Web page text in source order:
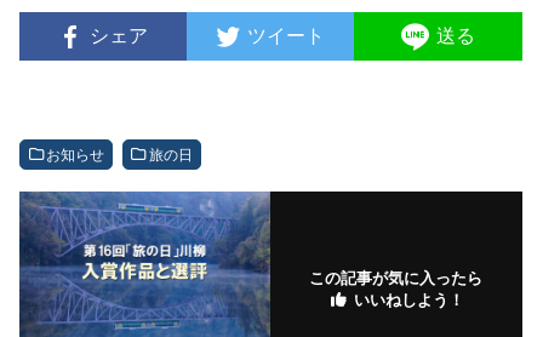
シェア ツイート 送る
お知らせ 旅の日
この記事が気に入ったら
いいねしよう！